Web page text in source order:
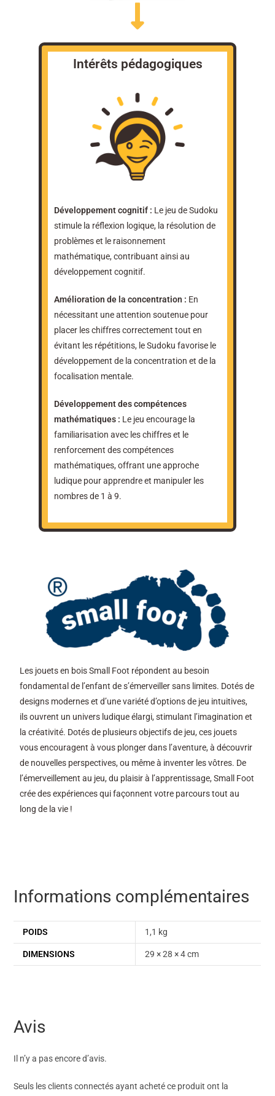
Intérêts pédagogiques
Développement cognitif : Le jeu de Sudoku
stimule la réflexion logique, la résolution de
problèmes et le raisonnement
mathématique, contribuant ainsi au
développement cognitif.
Amélioration de la concentration : En
nécessitant une attention soutenue pour
placer les chiffres correctement tout en
évitant les répétitions, le Sudoku favorise le
développement de la concentration et de la
focalisation mentale.
Développement des compétences
mathématiques : Le jeu encourage la
familiarisation avec les chiffres et le
renforcement des compétences
mathématiques, offrant une approche
ludique pour apprendre et manipuler les
nombres de 1 à 9.
Les jouets en bois Small Foot répondent au besoin
fondamental de l’enfant de s’émerveiller sans limites. Dotés de
designs modernes et d’une variété d’options de jeu intuitives,
ils ouvrent un univers ludique élargi, stimulant l’imagination et
la créativité. Dotés de plusieurs objectifs de jeu, ces jouets
vous encouragent à vous plonger dans l’aventure, à découvrir
de nouvelles perspectives, ou même à inventer les vôtres. De
l’émerveillement au jeu, du plaisir à l’apprentissage, Small Foot
crée des expériences qui façonnent votre parcours tout au
long de la vie !
Informations complémentaires
POIDS 1,1 kg
DIMENSIONS 29 × 28 × 4 cm
Avis
Il n’y a pas encore d’avis.
Seuls les clients connectés ayant acheté ce produit ont la